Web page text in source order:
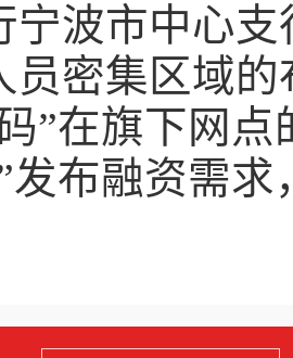
市中心支
员密集区域
”在旗下网
发布融资需